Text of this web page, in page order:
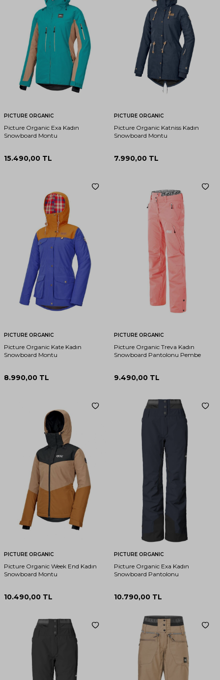
PICTURE ORGANIC
Picture Organic Exa Kadın
Snowboard Montu
15.490,00 TL
PICTURE ORGANIC
Picture Organic Katniss Kadın
Snowboard Montu
7.990,00 TL
PICTURE ORGANIC
Picture Organic Kate Kadın
Snowboard Montu
8.990,00 TL
PICTURE ORGANIC
Picture Organic Treva Kadın
Snowboard Pantolonu Pembe
9.490,00 TL
PICTURE ORGANIC
Picture Organic Week End Kadın
Snowboard Montu
10.490,00 TL
PICTURE ORGANIC
Picture Organic Exa Kadın
Snowboard Pantolonu
10.790,00 TL